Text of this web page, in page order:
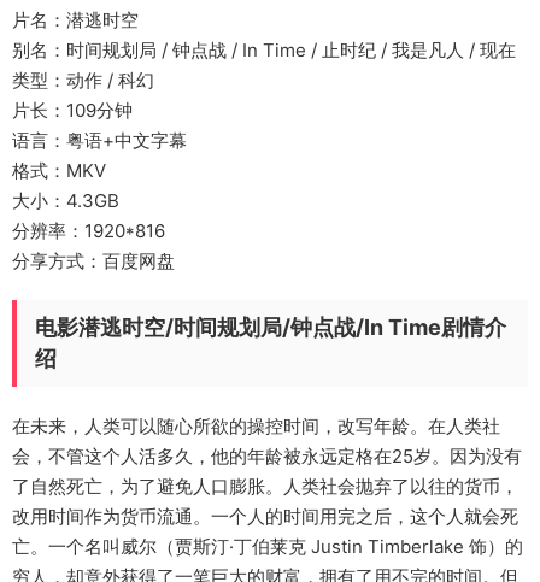
片名：潜逃时空
别名：时间规划局 / 钟点战 / In Time / 止时纪 / 我是凡人 / 现在
类型：动作 / 科幻
片长：109分钟
语言：粤语+中文字幕
格式：MKV
大小：4.3GB
分辨率：1920*816
分享方式：百度网盘
电影潜逃时空/时间规划局/钟点战/In Time剧情介
绍
在未来，人类可以随心所欲的操控时间，改写年龄。在人类社
会，不管这个人活多久，他的年龄被永远定格在25岁。因为没有
了自然死亡，为了避免人口膨胀。人类社会抛弃了以往的货币，
改用时间作为货币流通。一个人的时间用完之后，这个人就会死
亡。一个名叫威尔（贾斯汀·丁伯莱克 Justin Timberlake 饰）的
穷人，却意外获得了一笔巨大的财富，拥有了用不完的时间。但